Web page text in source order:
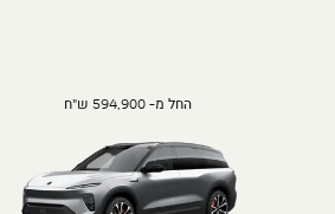
החל מ- 594,900 ש"ח